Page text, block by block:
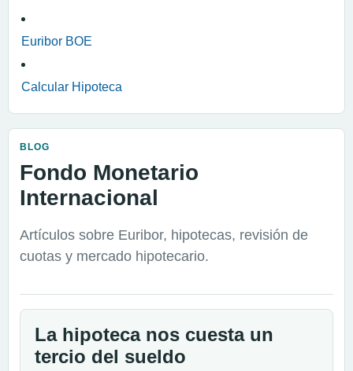
Euribor BOE
Calcular Hipoteca
BLOG
Fondo Monetario
Internacional
Artículos sobre Euribor, hipotecas, revisión de
cuotas y mercado hipotecario.
La hipoteca nos cuesta un
tercio del sueldo